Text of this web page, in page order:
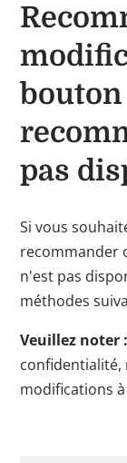
bouton
pas
Si vous
recommander
n'est pas
méthodes
Veuillez noter :
confidentialité,
modifications